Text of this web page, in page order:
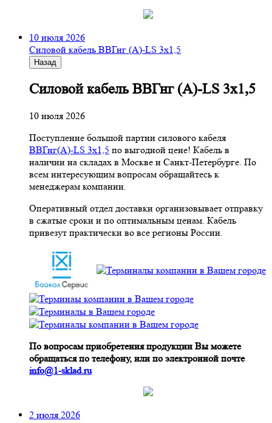
10 июля 2026
Cиловой кабель ВВГнг (A)-LS 3х1,5
Назад
Cиловой кабель ВВГнг (A)-LS 3х1,5
10 июля 2026
Поступление большой партии силового кабеля
ВВГнг(A)-LS 3х1,5 по выгодной цене! Кабель в
наличии на складах в Москве и Санкт-Петербурге. По
всем интересующим вопросам обращайтесь к
менеджерам компании.
Оперативный отдел доставки организовывает отправку
в сжатые сроки и по оптимальным ценам. Кабель
привезут практически во все регионы России.
По вопросам приобретения продукции Вы можете
обращаться по телефону, или по электронной почте
info@1-sklad.ru
2 июля 2026